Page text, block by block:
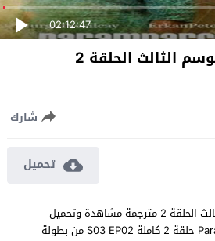
02:12:47
الثالث الحلقة 2
شارك
تحميل
مسلسل حطام الموسم الثالث الحلقة 2 مترجمة مشاهدة وتحميل
مسلسل “حطام” Paramparça حلقة 2 كاملة S03 EP02 من بطولة